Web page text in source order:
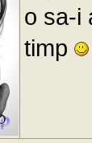
o sa-i
timp